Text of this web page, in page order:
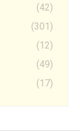
(42)
(301)
(12)
(49)
(17)